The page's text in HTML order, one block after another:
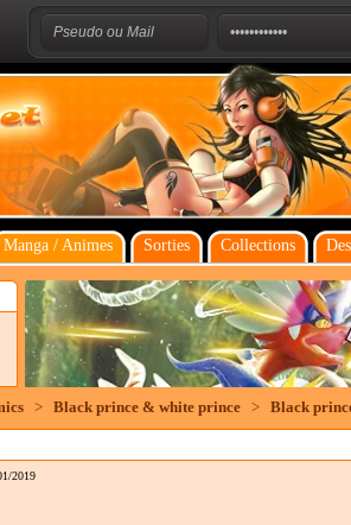
Manga / Animes Sorties Collections
> Black prince & white prince > Black
2019